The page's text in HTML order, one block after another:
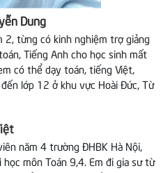
Dung
2, từng có kinh nghiệm trợ giảng
Tiếng Anh cho học sinh mất
có thể dạy toán, tiếng Việt,
lớp 12 ở khu vực Hoài Đức, Từ
năm 4 trường ĐHBK Hà Nội,
học môn Toán 9,4. Em đi gia sư từ